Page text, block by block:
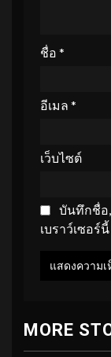
ชื่อ *
อีเมล *
เว็บไซต์
บันทึกชื่อ
เบราว์เซอร์
MORE